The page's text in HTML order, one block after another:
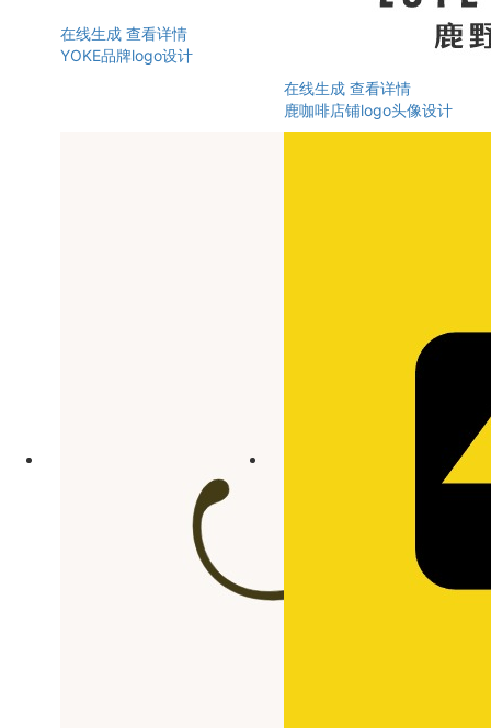
在线生成 查看详情
YOKE品牌logo设计
在线生成 查看详情
鹿咖啡店铺logo头像设计